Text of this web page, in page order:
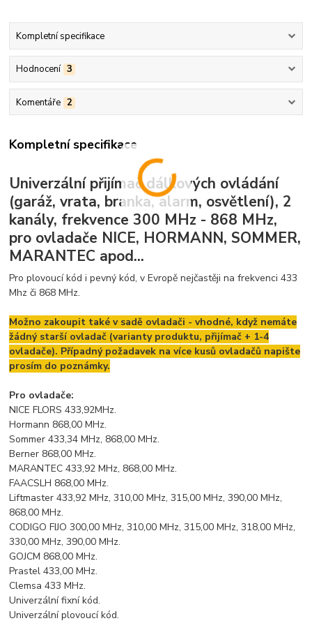
Kompletní specifikace
Hodnocení 3
Komentáře 2
Kompletní specifikace
Univerzální přijímač dálkových ovládání
(garáž, vrata, branka, alarm, osvětlení), 2
kanály, frekvence 300 MHz - 868 MHz,
pro ovladače NICE, HORMANN, SOMMER,
MARANTEC apod...
Pro plovoucí kód i pevný kód, v Evropě nejčastěji na frekvenci 433
Mhz či 868 MHz.
Možno zakoupit také v sadě ovladači - vhodné, když nemáte
žádný starší ovladač (varianty produktu, přijímač + 1-4
ovladače). Případný požadavek na více kusů ovladačů napište
prosím do poznámky.
Pro ovladače:
NICE FLORS 433,92MHz.
Hormann 868,00 MHz.
Sommer 433,34 MHz, 868,00 MHz.
Berner 868,00 MHz.
MARANTEC 433,92 MHz, 868,00 MHz.
FAACSLH 868,00 MHz.
Liftmaster 433,92 MHz, 310,00 MHz, 315,00 MHz, 390,00 MHz,
868,00 MHz.
CODIGO FIJO 300,00 MHz, 310,00 MHz, 315,00 MHz, 318,00 MHz,
330,00 MHz, 390,00 MHz.
GOJCM 868,00 MHz.
Prastel 433,00 MHz.
Clemsa 433 MHz.
Univerzální fixní kód.
Univerzální plovoucí kód.